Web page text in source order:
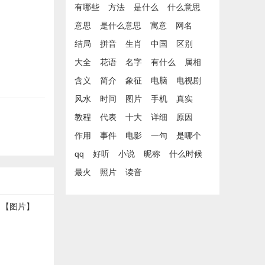
有哪些 方法 是什么
什么意思
意思
是什么意思 寓意
网名
结局
拼音 生肖 中国
区别
大全
花语 名字 有什么
属相
含义
简介 象征 电脑
电视剧
风水
时间 图片 手机
真实
教程
代表 十大 详细
原因
作用
事件 电影 一句
是哪个
qq
好听 小说 昵称
什么时候
最火
照片 读音